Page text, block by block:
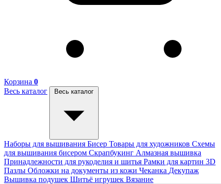
Корзина 0
Весь каталог
Весь каталог
Наборы для вышивания Бисер Товары для художников Схемы
для вышивания бисером Скрапбукинг Алмазная вышивка
Принадлежности для рукоделия и шитья Рамки для картин 3D
Пазлы Обложки на документы из кожи Чеканка Декупаж
Вышивка подушек Шитьё игрушек Вязание